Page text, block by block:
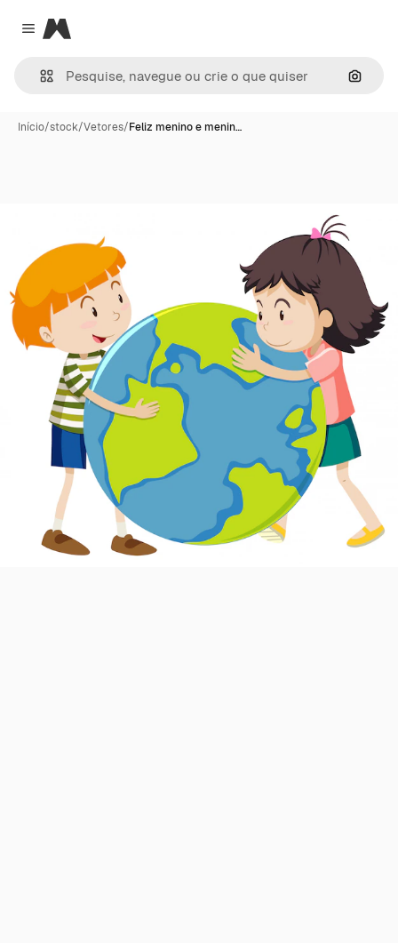
Close menu
Magnific
Início/stock/Vetores/Feliz menino e menin…